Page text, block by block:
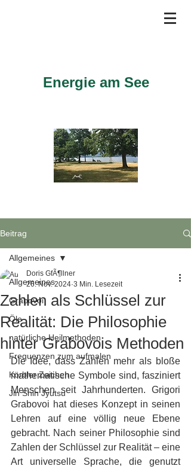
Energie am See
Beitrag
Allgemeines
Grabovoi
Öle
natürliche Heilmethoden
Frequenzen zum aufmalen
Körbler Zeichen
Jin Shin Jyutsu
Allgemeines
Zahlen als Schlüssel zur
Realität: Die Philosophie
hinter Grabovois Methoden
Doris GfÃ¶llner
26. Nov. 2024 3 Min. Lesezeit
Die Idee, dass Zahlen mehr als bloße
mathematische Symbole sind, fasziniert
Menschen seit Jahrhunderten. Grigori
Grabovoi hat dieses Konzept in seinen
Lehren auf eine völlig neue Ebene
gebracht. Nach seiner Philosophie sind
Zahlen der Schlüssel zur Realität – eine
Art universelle Sprache, die genutzt